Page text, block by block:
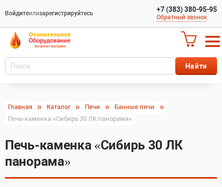
Войдитеилизарегистрируйтесь +7 (383) 380-95-95
Обратный звонок
Главная Каталог Печи
Банные печи
Печь-каменка «Сибирь 30 ЛК панорама»
Печь-каменка «Сибирь 30 ЛК
панорама»